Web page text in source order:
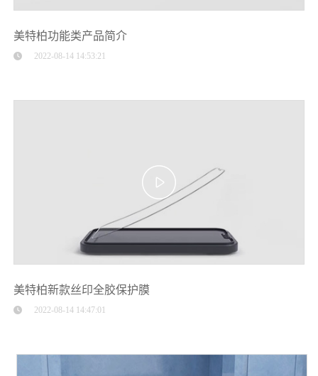
美特柏功能类产品简介
2022-08-14 14:53:21
美特柏新款丝印全胶保护膜
2022-08-14 14:47:01